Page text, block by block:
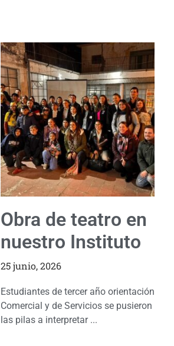
Obra de teatro en
nuestro Instituto
25 junio, 2026
Estudiantes de tercer año orientación
Comercial y de Servicios se pusieron
las pilas a interpretar ...